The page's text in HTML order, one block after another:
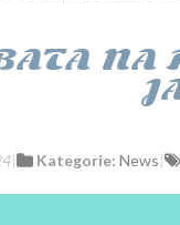
Kategorie: News